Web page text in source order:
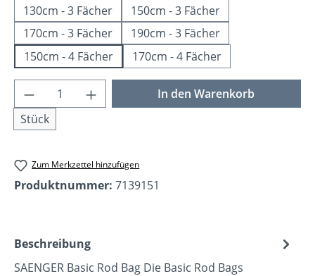
130cm - 3 Fächer
150cm - 3 Fächer
170cm - 3 Fächer
190cm - 3 Fächer
150cm - 4 Fächer
170cm - 4 Fächer
Produkt Anzahl: Gib den gewünschten
Stück
In den Warenkorb
Zum Merkzettel hinzufügen
Produktnummer: 7139151
Beschreibung
SAENGER Basic Rod Bag Die Basic Rod Bags